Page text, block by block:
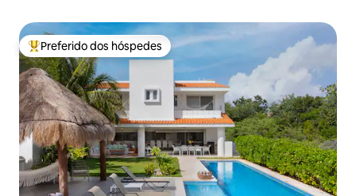
Entre os melhores preferidos dos hóspedes
Preferido dos hóspedes